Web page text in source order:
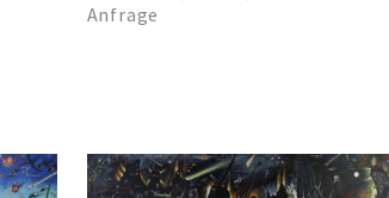
Anfrage